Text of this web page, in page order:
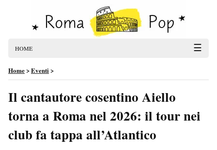
HOME ☰
Home>Eventi>
Il cantautore cosentino Aiello
torna a Roma nel 2026: il tour nei
club fa tappa all’Atlantico